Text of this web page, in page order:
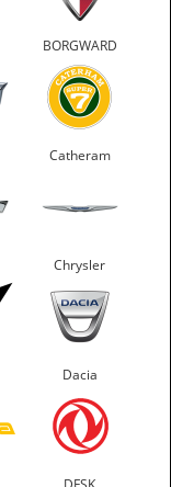
BORGWARD
Catheram
Chrysler
Dacia